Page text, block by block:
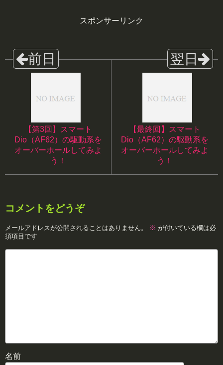
スポンサーリンク
【第3回】スマート
Dio（AF62）の駆動系を
オーバーホールしてみよ
う！
【最終回】スマート
Dio（AF62）の駆動系を
オーバーホールしてみよ
う！
コメントをどうぞ
メールアドレスが公開されることはありません。 ※ が付いている欄は必
須項目です
名前